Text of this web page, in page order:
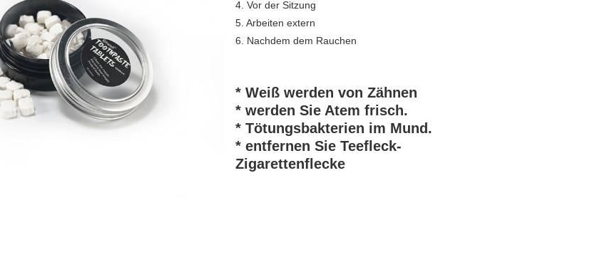
4. Vor der Sitzung
5. Arbeiten extern
* Weiß werden von Zähnen
* werden Sie Atem frisch.
* Tötungsbakterien im Mund.
* entfernen Sie Teefleck-
Zigarettenflecke